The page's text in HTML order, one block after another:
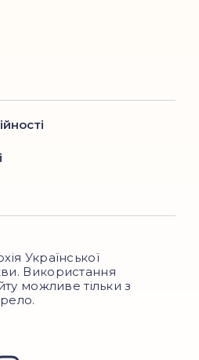
Української
Використання
можливе тільки з